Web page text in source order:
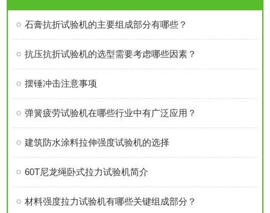
石膏抗折试验机的主要组成部分有哪些？
抗压抗折试验机的选型需要考虑哪些因素？
摆锤冲击注意事项
弹簧疲劳试验机在哪些行业中有广泛应用？
建筑防水涂料拉伸强度试验机的选择
60T尼龙绳卧式拉力试验机简介
材料强度拉力试验机有哪些关键组成部分？